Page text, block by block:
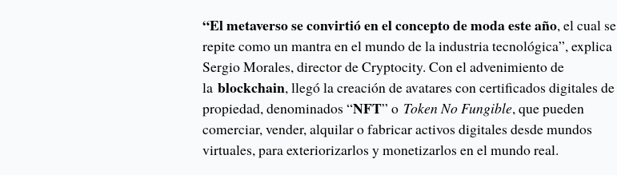
“El metaverso se convirtió en el concepto de moda este año, el cual se
repite como un mantra en el mundo de la industria tecnológica”, explica
Sergio Morales, director de Cryptocity. Con el advenimiento de
lablockchain, llegó la creación de avatares con certificados digitales de
propiedad, denominados “NFT” o Token No Fungible, que pueden
comerciar, vender, alquilar o fabricar activos digitales desde mundos
virtuales, para exteriorizarlos y monetizarlos en el mundo real.